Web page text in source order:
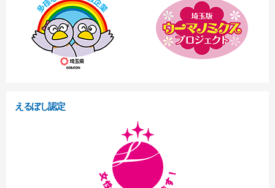
えるぼし認定